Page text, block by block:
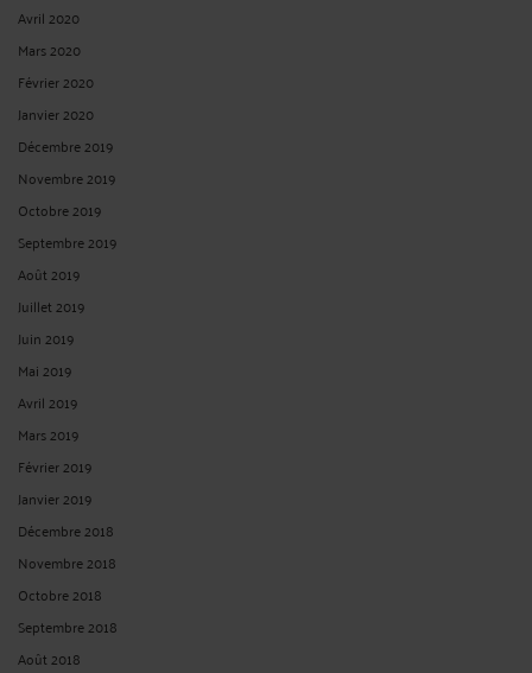
Avril 2020
Mars 2020
Février 2020
Janvier 2020
Décembre 2019
Novembre 2019
Octobre 2019
Septembre 2019
Août 2019
Juillet 2019
Juin 2019
Mai 2019
Avril 2019
Mars 2019
Février 2019
Janvier 2019
Décembre 2018
Novembre 2018
Octobre 2018
Septembre 2018
Août 2018